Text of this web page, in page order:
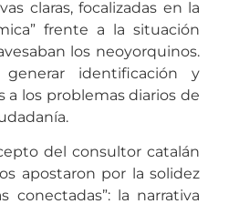
claras, focalizadas en la
frente a la situación
los neoyorquinos.
identificación y
a los problemas diarios de
del consultor catalán
apostaron por la solidez
conectadas”: la narrativa